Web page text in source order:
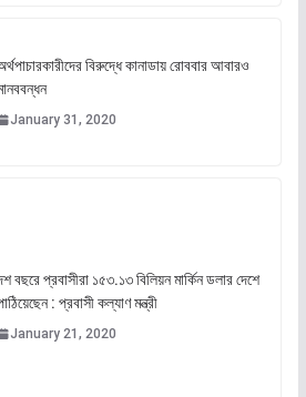
বিরুদ্ধে কানাডায় রোববার আবারও
January 31, 2020
বছরে প্রবাসীরা ১৫৩.১৩ বিলিয়ন মার্কিন ডলার দেশে
: প্রবাসী কল্যাণ মন্ত্রী
January 21, 2020